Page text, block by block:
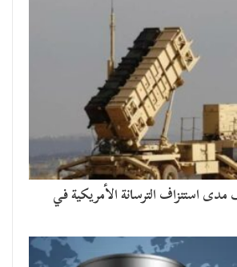
استنزاف الترسانة الأمريكية في